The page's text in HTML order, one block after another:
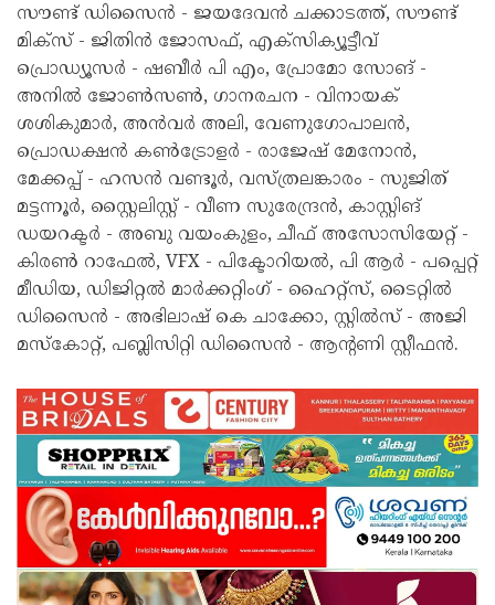
സൗണ്ട് ഡിസൈൻ - ജയദേവൻ ചക്കാടത്ത്, സൗണ്ട്
മിക്സ് - ജിതിൻ ജോസഫ്, എക്സിക്യൂട്ടീവ്
പ്രൊഡ്യൂസർ - ഷബീർ പി എം, പ്രോമോ സോങ് -
അനിൽ ജോൺസൺ, ഗാനരചന - വിനായക്
ശശികുമാർ, അൻവർ അലി, വേണുഗോപാലൻ,
പ്രൊഡക്ഷൻ കൺട്രോളർ - രാജേഷ് മേനോൻ,
മേക്കപ്പ് - ഹസൻ വണ്ടൂർ, വസ്ത്രലങ്കാരം - സുജിത്
മട്ടന്നൂർ, സ്റ്റൈലിസ്റ്റ് - വീണ സുരേന്ദ്രൻ, കാസ്റ്റിങ്
ഡയറക്ടർ - അബു വയംകുളം, ചീഫ് അസോസിയേറ്റ് -
കിരൺ റാഫേൽ, VFX - പിക്ടോറിയൽ, പി ആർ - പപ്പെറ്റ്
മീഡിയ, ഡിജിറ്റൽ മാർക്കറ്റിംഗ് - ഹൈറ്റ്സ്, ടൈറ്റിൽ
ഡിസൈൻ - അഭിലാഷ് കെ ചാക്കോ, സ്റ്റിൽസ് - അജി
മസ്കോറ്റ്, പബ്ലിസിറ്റി ഡിസൈൻ - ആന്റണി സ്റ്റീഫൻ.